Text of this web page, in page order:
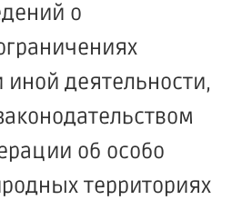
о
иной деятельности,
об особо
территориях